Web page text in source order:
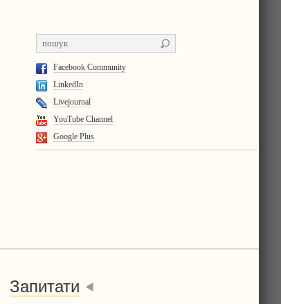
Facebook Community
LinkedIn
Livejournal
YouTube Channel
Google Plus
Запитати